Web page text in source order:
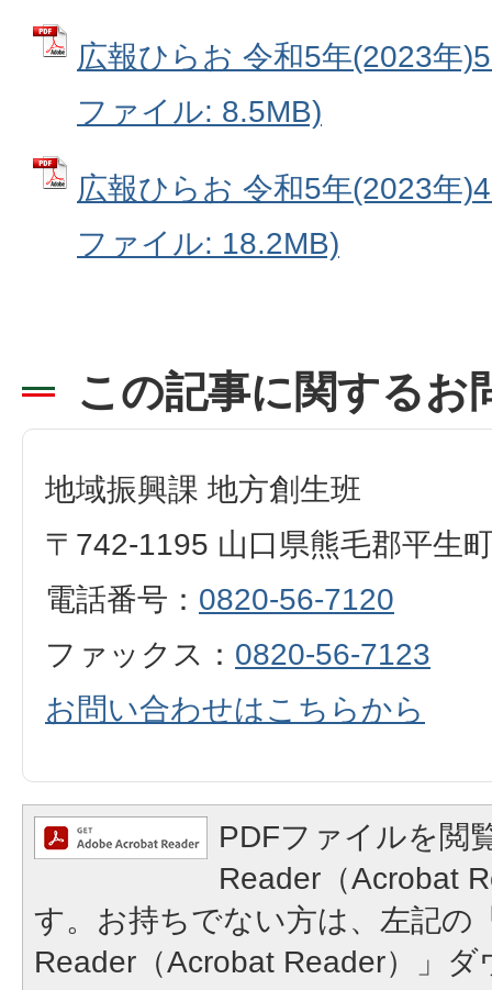
広報ひらお 令和5年(2023年
ファイル: 8.5MB)
広報ひらお 令和5年(2023年
ファイル: 18.2MB)
この記事に関するお
地域振興課 地方創生班
〒742-1195 山口県熊毛郡平生
電話番号： 0820-56-7120
ファックス： 0820-56-7123
お問い合わせはこちらから
PDFファイルを閲
Reader（Acrobat
す。お持ちでない方は、左記の
Reader（Acrobat Reader）」